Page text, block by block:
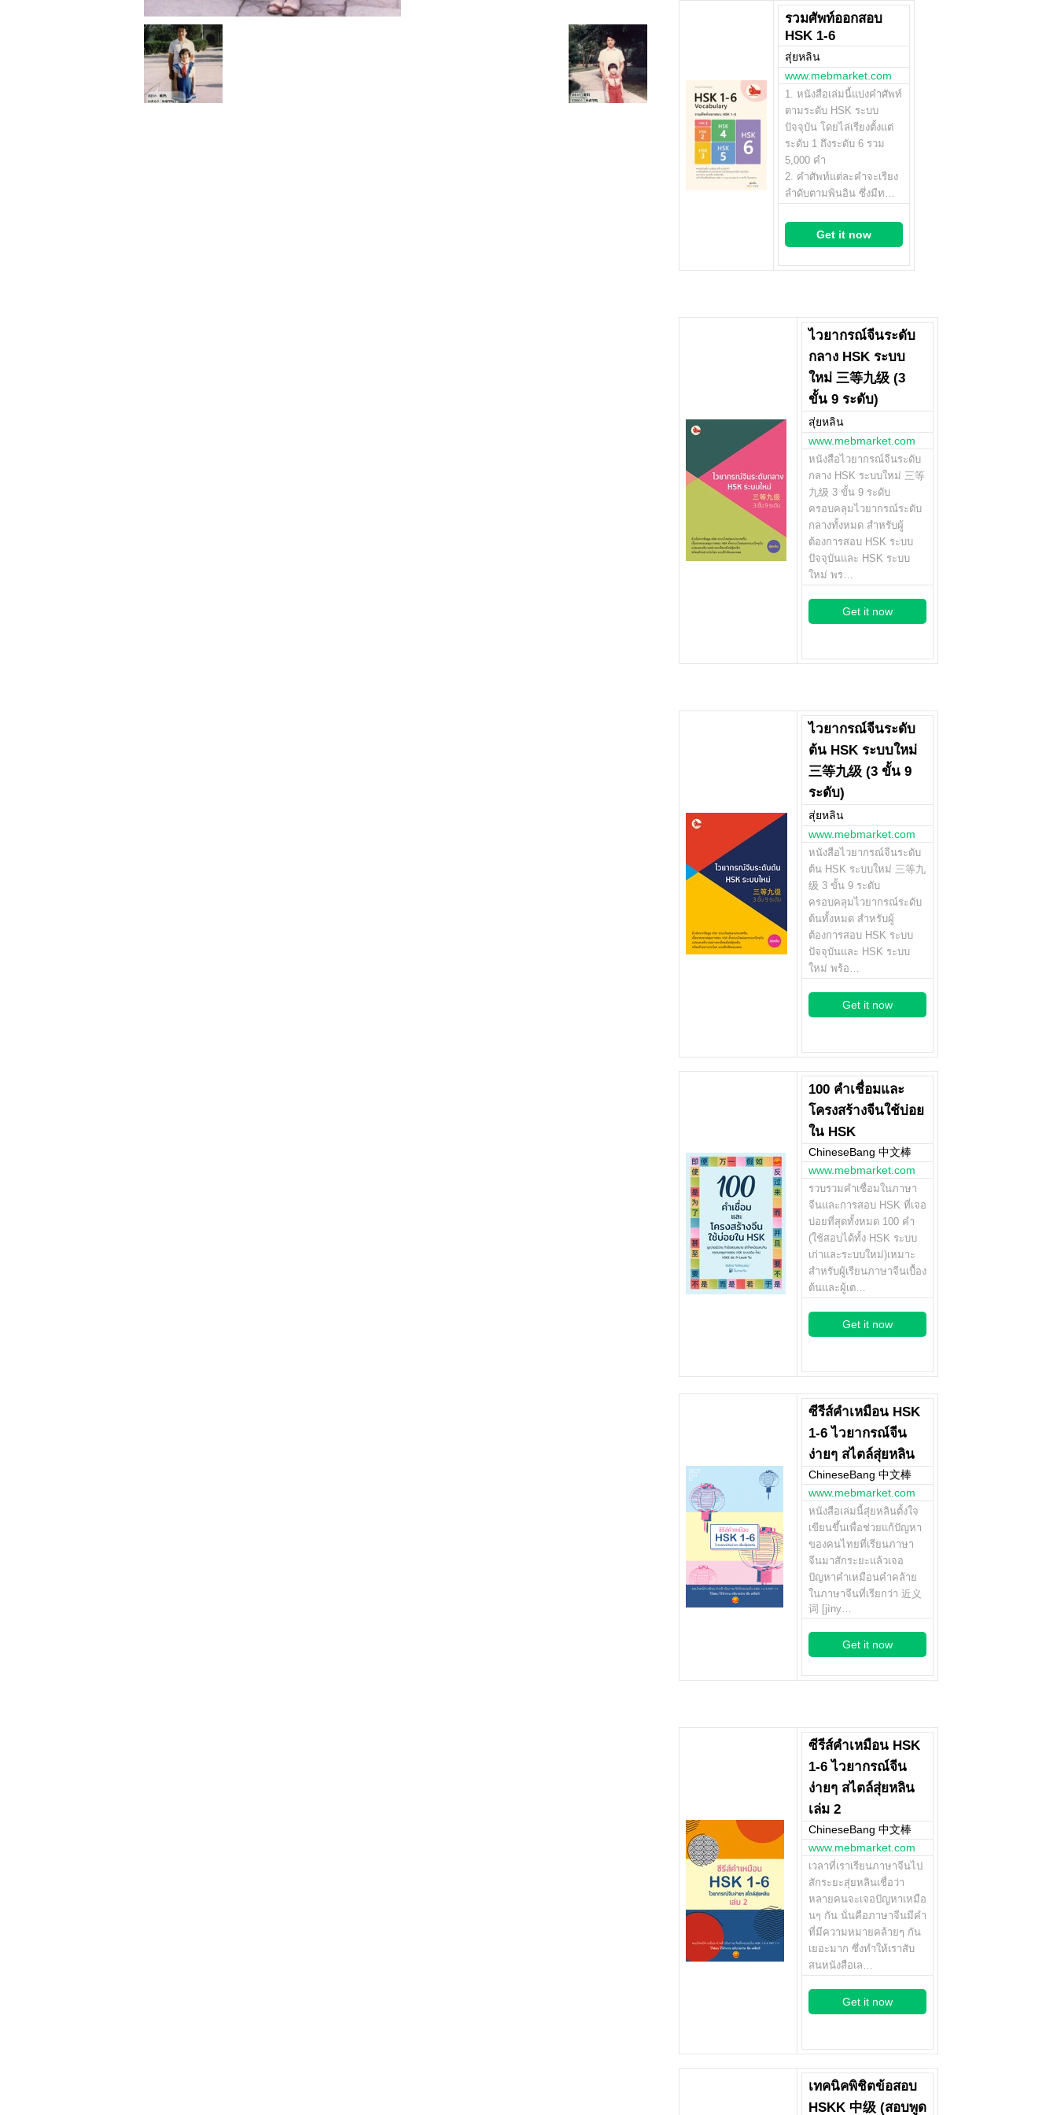
รวมศัพท์ออกสอบ
HSK 1-6
สุ่ยหลิน
www.mebmarket.com
1. หนังสือเล่มนี้แบ่งคำศัพท์
ตามระดับ HSK ระบบ
ปัจจุบัน โดยไล่เรียงตั้งแต่
ระดับ 1 ถึงระดับ 6 รวม
5,000 คำ
2. คำศัพท์แต่ละคำจะเรียง
ลำดับตามพินอิน ซึ่งมีท…
Get it now
ไวยากรณ์จีนระดับ
กลาง HSK ระบบ
ใหม่ 三等九级 (3
ขั้น 9 ระดับ)
สุ่ยหลิน
www.mebmarket.com
หนังสือไวยากรณ์จีนระดับ
กลาง HSK ระบบใหม่ 三等
九级 3 ขั้น 9 ระดับ
ครอบคลุมไวยากรณ์ระดับ
กลางทั้งหมด สำหรับผู้
ต้องการสอบ HSK ระบบ
ปัจจุบันและ HSK ระบบ
ใหม่ พร…
Get it now
ไวยากรณ์จีนระดับ
ต้น HSK ระบบใหม่
三等九级 (3 ขั้น 9
ระดับ)
สุ่ยหลิน
www.mebmarket.com
หนังสือไวยากรณ์จีนระดับ
ต้น HSK ระบบใหม่ 三等九
级 3 ขั้น 9 ระดับ
ครอบคลุมไวยากรณ์ระดับ
ต้นทั้งหมด สำหรับผู้
ต้องการสอบ HSK ระบบ
ปัจจุบันและ HSK ระบบ
ใหม่ พร้อ…
Get it now
100 คำเชื่อมและ
โครงสร้างจีนใช้บ่อย
ใน HSK
ChineseBang 中文棒
www.mebmarket.com
รวบรวมคำเชื่อมในภาษา
จีนและการสอบ HSK ที่เจอ
บ่อยที่สุดทั้งหมด 100 คำ
(ใช้สอบได้ทั้ง HSK ระบบ
เก่าและระบบใหม่)เหมาะ
สำหรับผู้เรียนภาษาจีนเบื้อง
ต้นและผู้เต…
Get it now
ซีรีส์คำเหมือน HSK
1-6 ไวยากรณ์จีน
ง่ายๆ สไตล์สุ่ยหลิน
ChineseBang 中文棒
www.mebmarket.com
หนังสือเล่มนี้สุ่ยหลินตั้งใจ
เขียนขึ้นเพื่อช่วยแก้ปัญหา
ของคนไทยที่เรียนภาษา
จีนมาสักระยะแล้วเจอ
ปัญหาคำเหมือนคำคล้าย
ในภาษาจีนที่เรียกว่า 近义
词 [jìny…
Get it now
ซีรีส์คำเหมือน HSK
1-6 ไวยากรณ์จีน
ง่ายๆ สไตล์สุ่ยหลิน
เล่ม 2
ChineseBang 中文棒
www.mebmarket.com
เวลาที่เราเรียนภาษาจีนไป
สักระยะสุ่ยหลินเชื่อว่า
หลายคนจะเจอปัญหาเหมือ
นๆ กัน นั่นคือภาษาจีนมีคำ
ที่มีความหมายคล้ายๆ กัน
เยอะมาก ซึ่งทำให้เราสับ
สนหนังสือเล…
Get it now
เทคนิคพิชิตข้อสอบ
HSKK 中级 (สอบพูด